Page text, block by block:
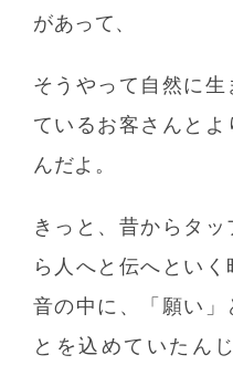
があって、
そうやって自然に
ているお客さんと
んだよ。
きっと、昔からタ
ら人へと伝へとい
音の中に、「願い」
とを込めていたん